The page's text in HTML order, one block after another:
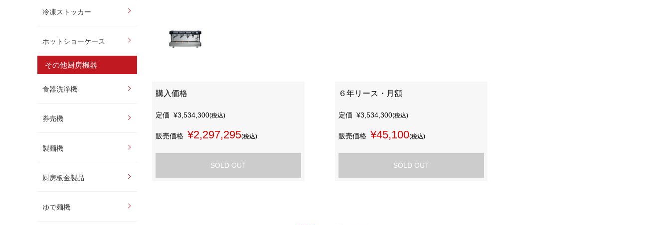
冷凍ストッカー
ホットショーケース
その他厨房機器
食器洗浄機
券売機
製麺機
厨房板金製品
ゆで麺機
購入価格
定価 ¥3,534,300(税込)
販売価格 ¥2,297,295(税込)
SOLD OUT
６年リース・月額
定価 ¥3,534,300(税込)
販売価格 ¥45,100(税込)
SOLD OUT